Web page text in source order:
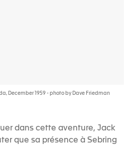
December 1959 - photo by Dave Friedman
dans cette aventure, Jack
que sa présence à Sebring